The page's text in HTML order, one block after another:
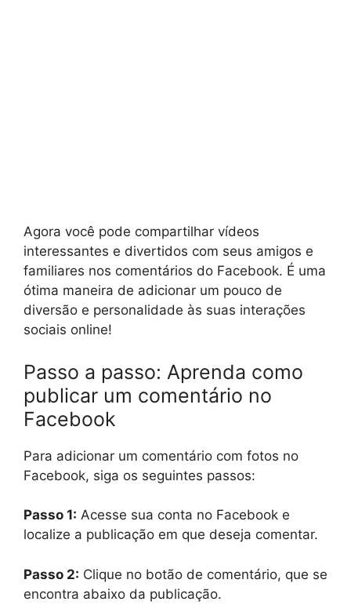
Agora você pode compartilhar vídeos
interessantes e divertidos com seus amigos e
familiares nos comentários do Facebook. É uma
ótima maneira de adicionar um pouco de
diversão e personalidade às suas interações
sociais online!
Passo a passo: Aprenda como
publicar um comentário no
Facebook
Para adicionar um comentário com fotos no
Facebook, siga os seguintes passos:
Passo 1: Acesse sua conta no Facebook e
localize a publicação em que deseja comentar.
Passo 2: Clique no botão de comentário, que se
encontra abaixo da publicação.